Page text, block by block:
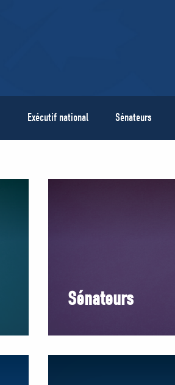
Exécutif national Sénateurs
Sénateurs